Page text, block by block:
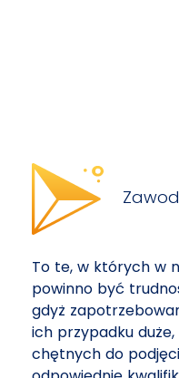
To te, w których w
powinno być
gdyż
ich przypadku
chętnych do